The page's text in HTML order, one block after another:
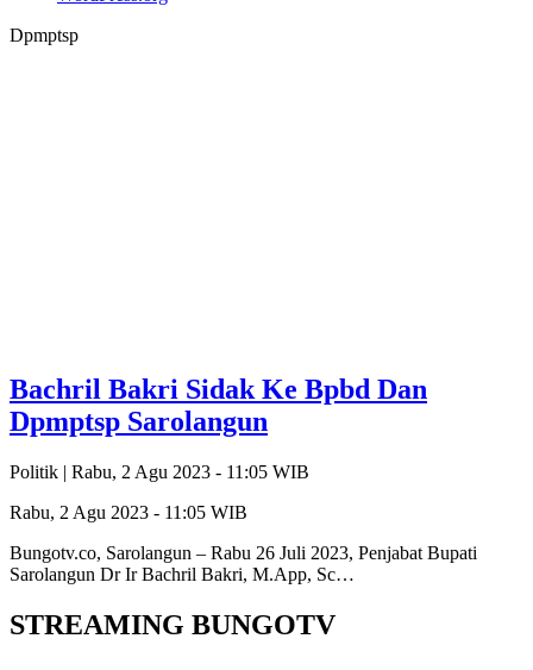
Dpmptsp
Bachril Bakri Sidak Ke Bpbd Dan
Dpmptsp Sarolangun
Politik | Rabu, 2 Agu 2023 - 11:05 WIB
Rabu, 2 Agu 2023 - 11:05 WIB
Bungotv.co, Sarolangun – Rabu 26 Juli 2023, Penjabat Bupati
Sarolangun Dr Ir Bachril Bakri, M.App, Sc…
STREAMING BUNGOTV